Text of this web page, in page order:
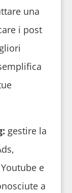
una
i post
gestire la
e
a